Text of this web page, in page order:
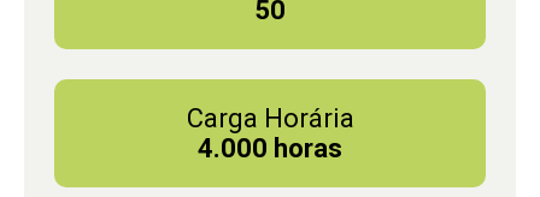
50
Carga Horária
4.000 horas